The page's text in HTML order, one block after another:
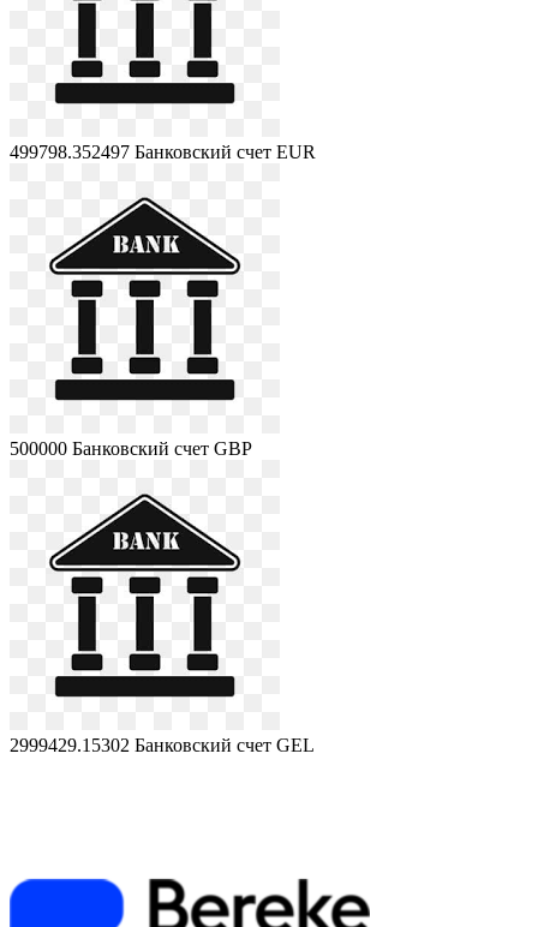
499798.352497 Банковский счет EUR
500000 Банковский счет GBP
2999429.15302 Банковский счет GEL